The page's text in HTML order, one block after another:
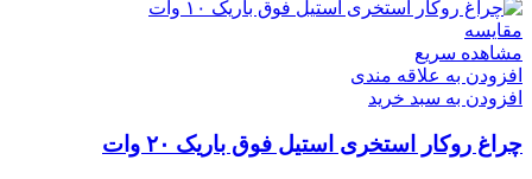
مقایسه
مشاهده سریع
افزودن به علاقه مندی
افزودن به سبد خرید
چراغ روکار استخری استیل فوق باریک ۲۰ وات